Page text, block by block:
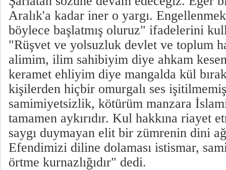
Aralık'a kadar iner o yargı.
böylece başlatmış oluruz" ifadelerini
"Rüşvet ve yolsuzluk devlet ve toplum
alimim, ilim sahibiyim diye ahkam
keramet ehliyim diye mangalda kül
kişilerden hiçbir omurgalı ses
samimiyetsizlik, kötürüm manzara
tamamen aykırıdır. Kul hakkına riayet
saygı duymayan elit bir zümrenin dini
Efendimizi diline dolaması istismar,
örtme kurnazlığıdır" dedi.